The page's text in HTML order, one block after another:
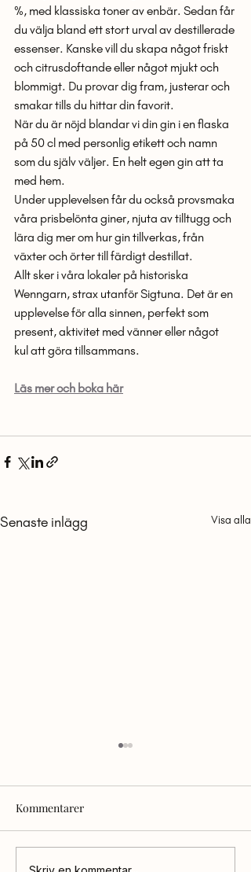
%, med klassiska toner av enbär. Sedan får
du välja bland ett stort urval av destillerade
essenser. Kanske vill du skapa något friskt
och citrusdoftande eller något mjukt och
blommigt. Du provar dig fram, justerar och
smakar tills du hittar din favorit.
När du är nöjd blandar vi din gin i en flaska
på 50 cl med personlig etikett och namn
som du själv väljer. En helt egen gin att ta
med hem.
Under upplevelsen får du också provsmaka
våra prisbelönta giner, njuta av tilltugg och
lära dig mer om hur gin tillverkas, från
växter och örter till färdigt destillat.
Allt sker i våra lokaler på historiska
Wenngarn, strax utanför Sigtuna. Det är en
upplevelse för alla sinnen, perfekt som
present, aktivitet med vänner eller något
kul att göra tillsammans.
Läs mer och boka här
Senaste inlägg Visa alla
Kommentarer